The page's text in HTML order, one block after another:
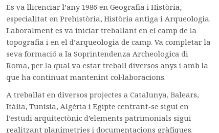
Es va llicenciar l’any 1986 en Geografia i Història,
especialitat en Prehistòria, Història antiga i Arqueologia.
Laboralment es va iniciar treballant en el camp de la
topografia i en el d’arqueologia de camp. Va completar la
seva formació a la Soprintendenza Archeologica di
Roma, per la qual va estar treball diversos anys i amb la
que ha continuat mantenint col·laboracions.
A treballat en diversos projectes a Catalunya, Balears,
Itàlia, Tunísia, Algéria i Egipte centrant-se sigui en
l’estudi arquitectònic d’elements patrimonials sigui
realitzant planimetries i documentacions gràfiques.